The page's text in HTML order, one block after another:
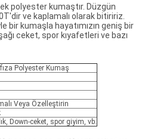
polyester kumaştır. Düzgün
ve kaplamalı olarak bitiririz.
bir kumaşla hayatımızın geniş bir
ceket, spor kıyafetleri ve bazı
Polyester Kumaş
Veya Özelleştirin
Down-ceket, spor giyim, vb.